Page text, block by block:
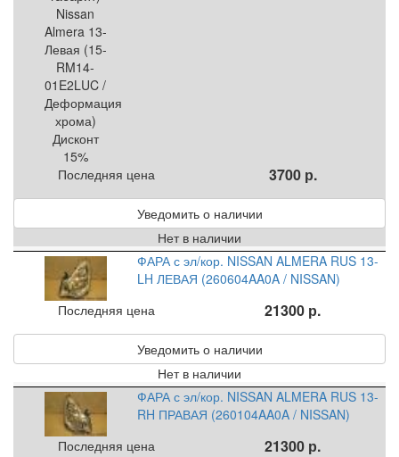
Последняя цена 3700 р.
Уведомить о наличии
Нет в наличии
ФАРА с эл/кор. NISSAN ALMERA RUS 13-
LH ЛЕВАЯ (260604AA0A / NISSAN)
Последняя цена
21300 р.
Уведомить о наличии
Нет в наличии
ФАРА с эл/кор. NISSAN ALMERA RUS 13-
RH ПРАВАЯ (260104AA0A / NISSAN)
Последняя цена
21300 р.